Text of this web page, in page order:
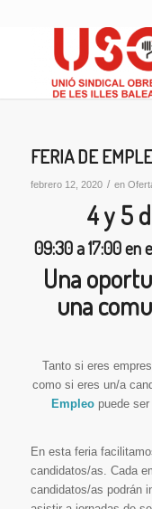
FERIA DE
febrero 12, 2020 / en
4 y 5
09:30 a 17:00 en
Una
una
Tanto si eres
como si eres un/a
Empleopuede ser
En esta feria
candidatos/as. Cada
candidatos/as podrán